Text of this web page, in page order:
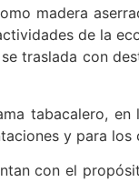
madera
de la
traslada con
tabacalero,
y para
con el